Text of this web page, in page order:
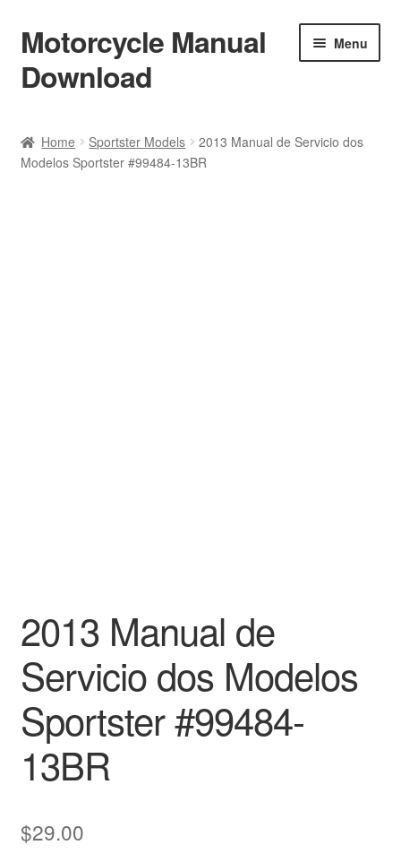
Skip
to
navigation
Skip
to
content
Motorcycle Manual
Download
Menu
Shop
Home Sportster Models
2013 Manual de Servicio dos
Modelos Sportster #99484-13BR
2013 Manual de
Servicio dos Modelos
Sportster #99484-
13BR
$29.00